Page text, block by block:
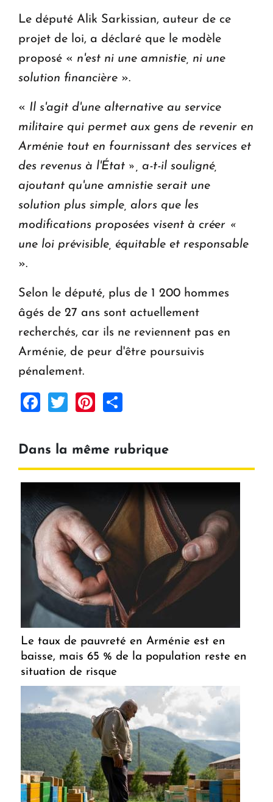
Le député Alik Sarkissian, auteur de ce
projet de loi, a déclaré que le modèle
proposé « n'est ni une amnistie, ni une
solution financière ».
« Il s'agit d'une alternative au service
militaire qui permet aux gens de revenir en
Arménie tout en fournissant des services et
des revenus à l'État », a-t-il souligné,
ajoutant qu'une amnistie serait une
solution plus simple, alors que les
modifications proposées visent à créer «
une loi prévisible, équitable et responsable
».
Selon le député, plus de 1 200 hommes
âgés de 27 ans sont actuellement
recherchés, car ils ne reviennent pas en
Arménie, de peur d'être poursuivis
pénalement.
Facebook
TwitterPinterest
Dans la même rubrique
Le taux de pauvreté en Arménie est en
baisse, mais 65 % de la population reste en
situation de risque